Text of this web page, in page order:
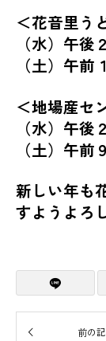
＜花音里う
（水）午
（土）午前
＜地場産セ
（水）午
（土）午前
新しい年も
すようよろ